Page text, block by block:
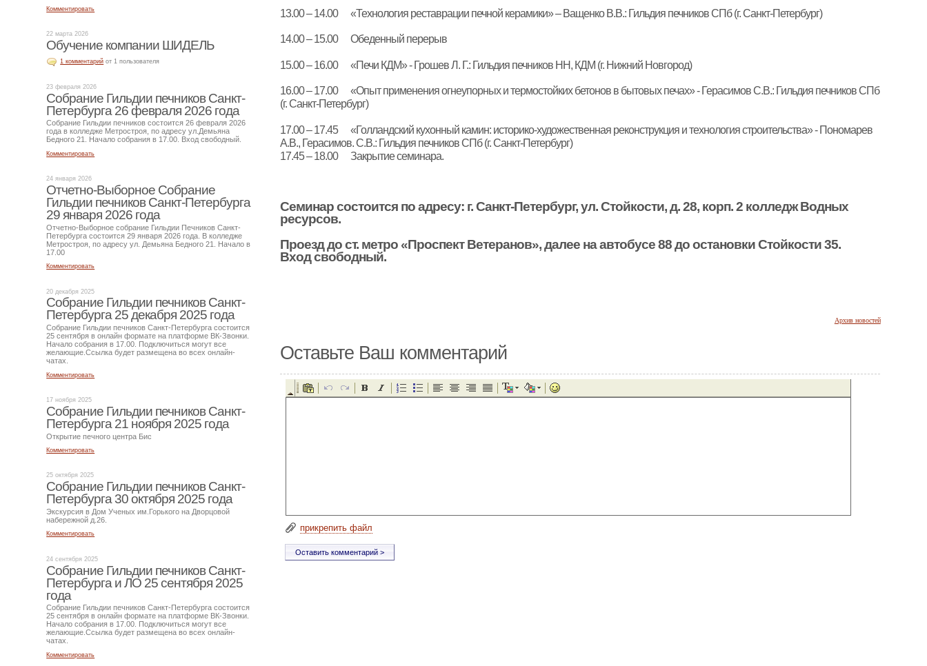
13.00 – 14.00 «Технология реставрации печной керамики» – Ващенко В.В.: Гильдия печников СПб (г. Санкт-Петербург)
14.00 – 15.00 Обеденный перерыв
15.00 – 16.00 «Печи КДМ» - Грошев Л. Г.: Гильдия печников НН, КДМ (г. Нижний Новгород)
16.00 – 17.00 «Опыт применения огнеупорных и термостойких бетонов в бытовых печах» - Герасимов С.В.: Гильдия печников СПб
(г. Санкт-Петербург)
17.00 – 17.45 «Голландский кухонный камин: историко-художественная реконструкция и технология строительства» - Пономарев
А.В., Герасимов. С.В.: Гильдия печников СПб (г. Санкт-Петербург)
17.45 – 18.00 Закрытие семинара.
Семинар состоится по адресу: г. Санкт-Петербург, ул. Стойкости, д. 28, корп. 2 колледж Водных
ресурсов.
Проезд до ст. метро «Проспект Ветеранов», далее на автобусе 88 до остановки Стойкости 35.
Вход свободный.
Архив новостей
Оставьте Ваш комментарий
прикрепить файл
Комментировать
22 марта 2026
Обучение компании ШИДЕЛЬ
1 комментарий от 1 пользователя
23 февраля 2026
Собрание Гильдии печников Санкт-
Петербурга 26 февраля 2026 года
Собрание Гильдии печников состоится 26 февраля 2026
года в колледже Метростроя, по адресу ул.Демьяна
Бедного 21. Начало собрания в 17.00. Вход свободный.
Комментировать
24 января 2026
Отчетно-Выборное Собрание
Гильдии печников Санкт-Петербурга
29 января 2026 года
Отчетно-Выборное собрание Гильдии Печников Санкт-
Петербурга состоится 29 января 2026 года. В колледже
Метростроя, по адресу ул. Демьяна Бедного 21. Начало в
17.00
Комментировать
20 декабря 2025
Собрание Гильдии печников Санкт-
Петербурга 25 декабря 2025 года
Собрание Гильдии печников Санкт-Петербурга состоится
25 сентября в онлайн формате на платформе ВК-Звонки.
Начало собрания в 17.00. Подключиться могут все
желающие.Ссылка будет размещена во всех онлайн-
чатах.
Комментировать
17 ноября 2025
Собрание Гильдии печников Санкт-
Петербурга 21 ноября 2025 года
Открытие печного центра Бис
Комментировать
25 октября 2025
Собрание Гильдии печников Санкт-
Петербурга 30 октября 2025 года
Экскурсия в Дом Ученых им.Горького на Дворцовой
набережной д.26.
Комментировать
24 сентября 2025
Собрание Гильдии печников Санкт-
Петербурга и ЛО 25 сентября 2025
года
Собрание Гильдии печников Санкт-Петербурга состоится
25 сентября в онлайн формате на платформе ВК-Звонки.
Начало собрания в 17.00. Подключиться могут все
желающие.Ссылка будет размещена во всех онлайн-
чатах.
Комментировать